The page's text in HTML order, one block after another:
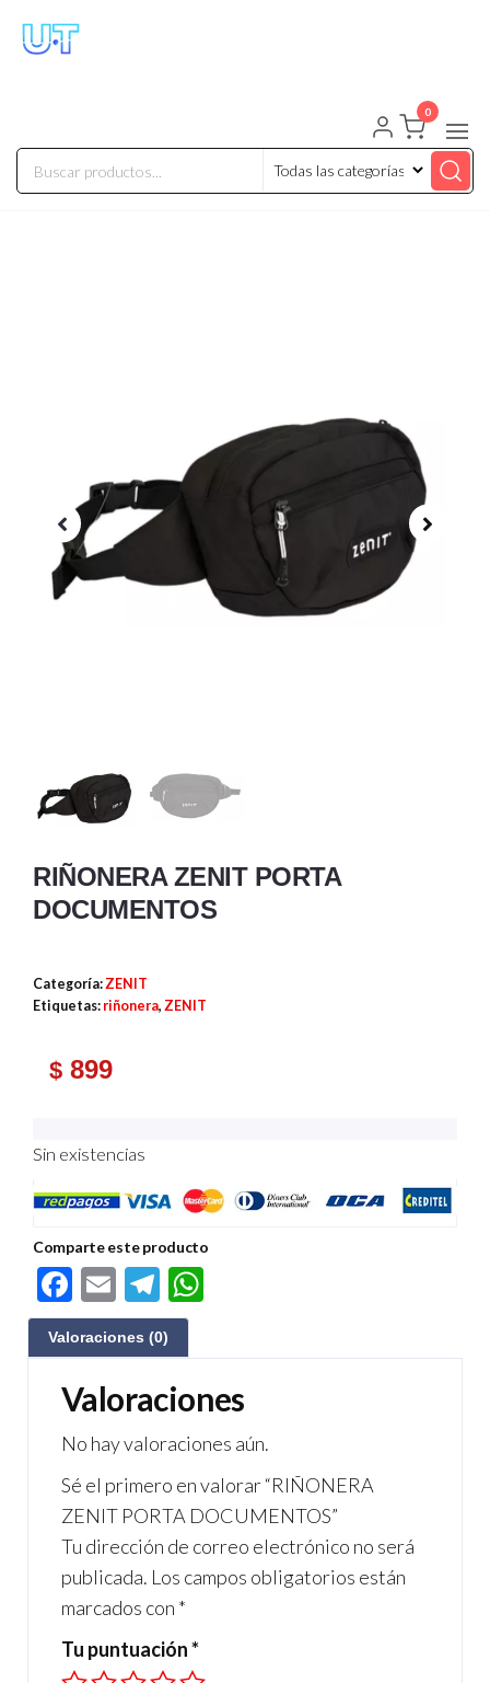
0
RIÑONERA ZENIT PORTA
DOCUMENTOS
Categoría:ZENIT
Etiquetas: riñonera, ZENIT
$ 899
Sin existencias
Comparte este producto
F
ac
e
b
o
o
k
E
m
ail
Te
le
gr
a
m
s
A
p
p
Valoraciones (0)
Valoraciones
No hay valoraciones aún.
Sé el primero en valorar “RIÑONERA
ZENIT PORTA DOCUMENTOS”
Tu dirección de correo electrónico no será
publicada. Los campos obligatorios están
marcados con *
Tu puntuación*